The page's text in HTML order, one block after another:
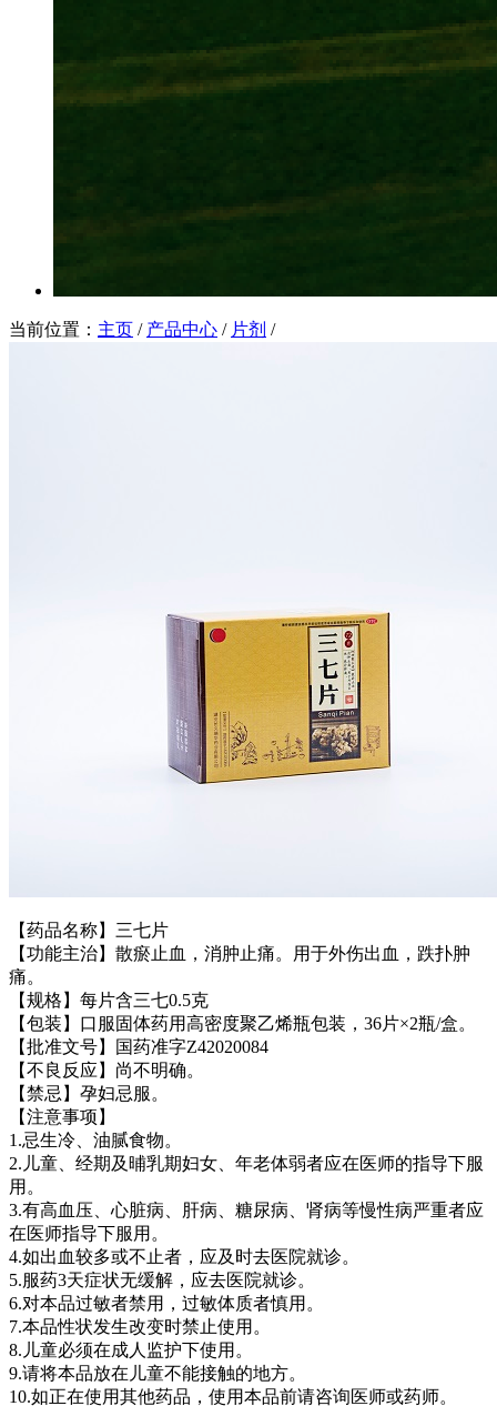
当前位置： 主页 / 产品中心 / 片剂 /
【药品名称】三七片
【功能主治】散瘀止血，消肿止痛。用于外伤出血，跌扑肿
痛。
【规格】每片含三七0.5克
【包装】口服固体药用高密度聚乙烯瓶包装，36片×2瓶/盒。
【批准文号】国药准字Z42020084
【不良反应】尚不明确。
【禁忌】孕妇忌服。
【注意事项】
1.忌生冷、油腻食物。
2.儿童、经期及晡乳期妇女、年老体弱者应在医师的指导下服
用。
3.有高血压、心脏病、肝病、糖尿病、肾病等慢性病严重者应
在医师指导下服用。
4.如出血较多或不止者，应及时去医院就诊。
5.服药3天症状无缓解，应去医院就诊。
6.对本品过敏者禁用，过敏体质者慎用。
7.本品性状发生改变时禁止使用。
8.儿童必须在成人监护下使用。
9.请将本品放在儿童不能接触的地方。
10.如正在使用其他药品，使用本品前请咨询医师或药师。